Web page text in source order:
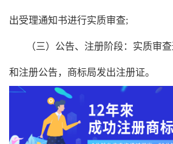
出受理通知书进行实质审查;
（三）公告、注册阶段：实质审
和注册公告，商标局发出注册证。